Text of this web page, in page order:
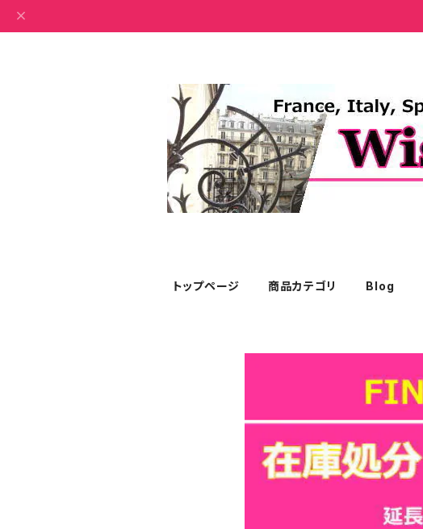
トップページ 商品カテゴリ Blog